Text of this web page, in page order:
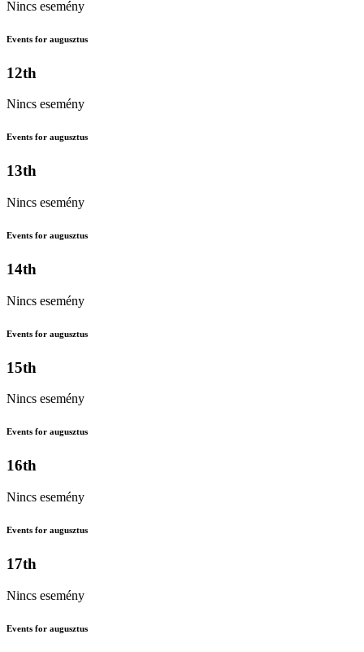
Nincs esemény
Events for augusztus
12th
Nincs esemény
Events for augusztus
13th
Nincs esemény
Events for augusztus
14th
Nincs esemény
Events for augusztus
15th
Nincs esemény
Events for augusztus
16th
Nincs esemény
Events for augusztus
17th
Nincs esemény
Events for augusztus